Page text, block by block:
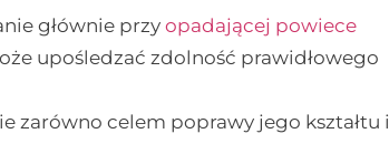
głównie przyopadającej powiece
upośledzać zdolność prawidłowego
zarówno celem poprawy jego kształtu i